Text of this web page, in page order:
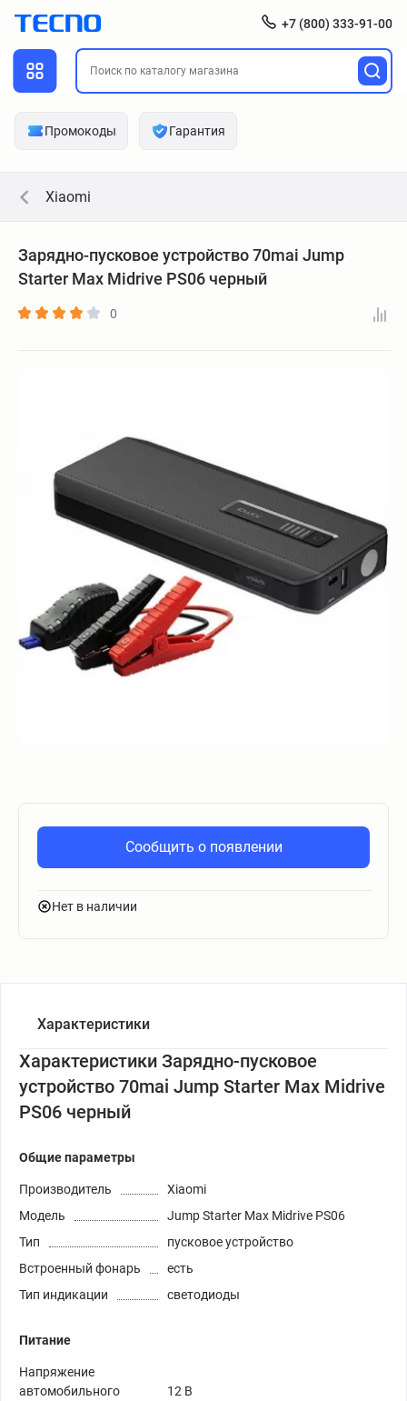
+7 (800) 333-91-00
Промокоды Гарантия
Xiaomi
Зарядно-пусковое устройство 70mai Jump
Starter Max Midrive PS06 черный
0
Сообщить о появлении
Нет в наличии
Характеристики
Характеристики Зарядно-пусковое
устройство 70mai Jump Starter Max Midrive
PS06 черный
Общие параметры
Производитель
Xiaomi
Модель
Jump Starter Max Midrive PS06
Тип
пусковое устройство
Встроенный фонарь
есть
Тип индикации
светодиоды
Питание
Напряжение
автомобильного
12 В